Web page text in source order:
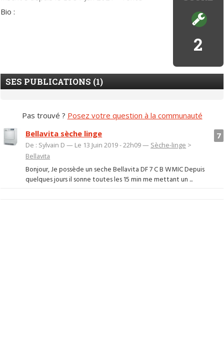
2
Bio :
SES PUBLICATIONS (1)
Pas trouvé ? Posez votre question à la communauté
7
Bellavita sèche linge
De : Sylvain D — Le 13 Juin 2019 - 22h09 — Sèche-linge >
Bellavita
Bonjour, Je possède un seche Bellavita DF 7 C B WMIC Depuis
quelques jours il sonne toutes les 15 min me mettant un ...